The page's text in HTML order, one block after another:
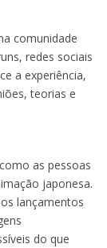
comunidade
redes sociais
a experiência,
teorias e
as pessoas
japonesa.
lançamentos
do que